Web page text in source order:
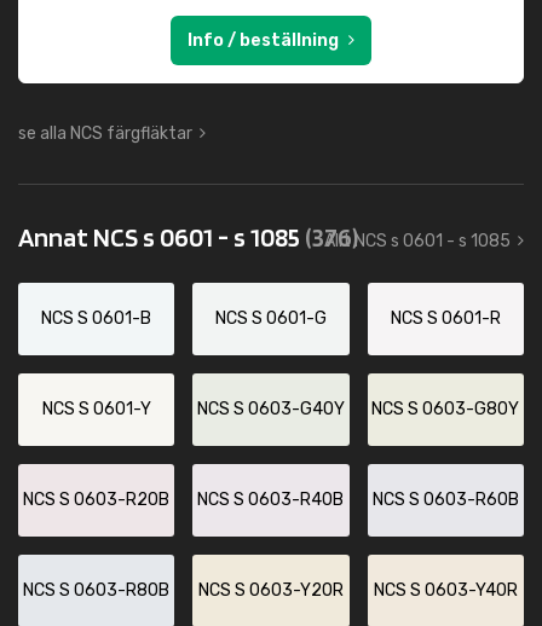
Info / beställning
se alla NCS färgfläktar
Annat NCS s 0601 - s 1085 (376)
Allt NCS s 0601 - s 1085
NCS S 0601-B NCS S 0601-G NCS S 0601-R
NCS S 0601-Y NCS S 0603-G40Y NCS S 0603-G80Y
NCS S 0603-R20B NCS S 0603-R40B NCS S 0603-R60B
NCS S 0603-R80B NCS S 0603-Y20R NCS S 0603-Y40R